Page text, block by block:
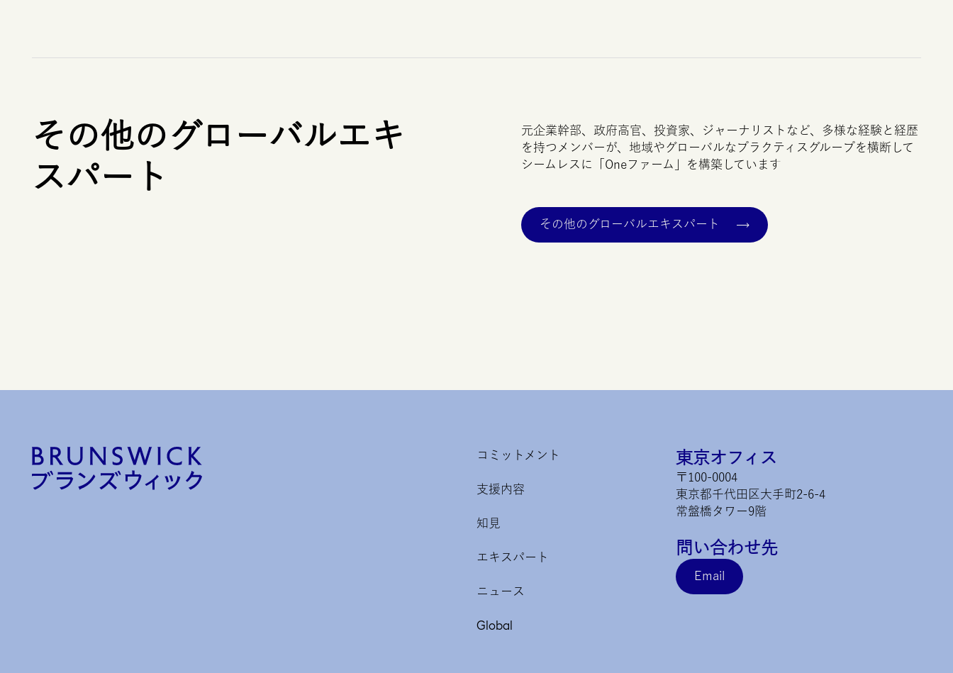
その他のグローバルエキ
スパート
元企業幹部、政府高官、投資家、ジャーナリストなど、多様な経験と経歴
を持つメンバーが、地域やグローバルなプラクティスグループを横断して
シームレスに「 Oneファーム」を構築しています
その他のグローバルエキスパート
コミットメント
支援内容
知見
エキスパート
ニュース
Global
東京オフィス
〒100-0004
東京都千代田区大手町2-6-4
常盤橋タワー9階
問い合わせ先
Email